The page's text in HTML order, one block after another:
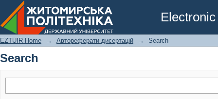
Search
EZTUIR Home → Автореферати дисертацій → Search
Search